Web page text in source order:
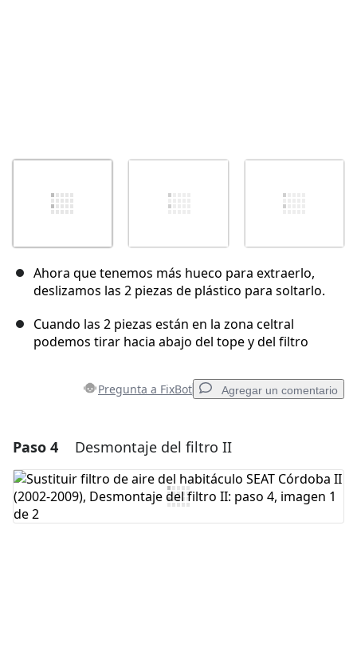
Ahora que tenemos más hueco para extraerlo,
deslizamos las 2 piezas de plástico para soltarlo.
Cuando las 2 piezas están en la zona celtral
podemos tirar hacia abajo del tope y del filtro
Pregunta a FixBot Agregar un comentario
Agregar un comentario
Agregar Comentario
Paso 4 Desmontaje del filtro II